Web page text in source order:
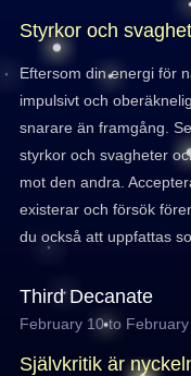
Styrkor och
Eftersom din energi för
impulsivt och
snarare än framgång.
styrkor och svagheter
mot den andra.
existerar och försök
du också att uppfattas
Third Decanate
February 10 to
Självkritik är